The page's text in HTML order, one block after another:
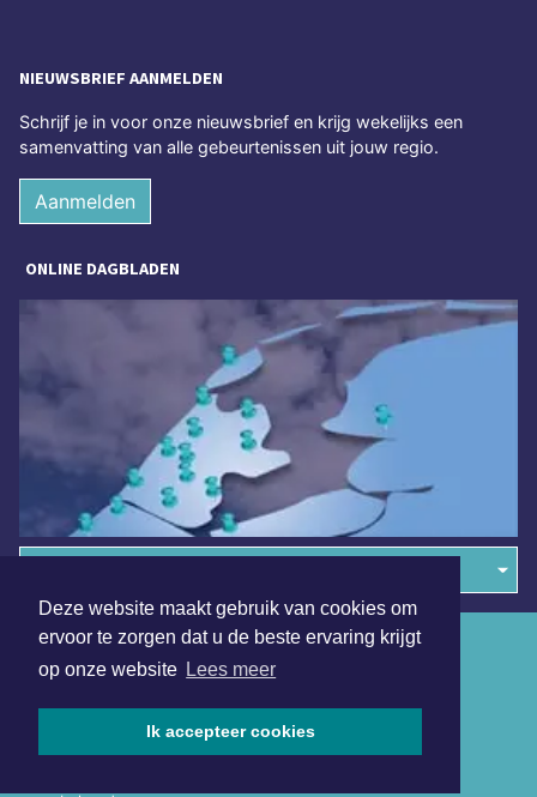
Deze website maakt gebruik van cookies om
ervoor te zorgen dat u de beste ervaring krijgt
op onze website Lees meer
Ik accepteer cookies
NIEUWSBRIEF AANMELDEN
Schrijf je in voor onze nieuwsbrief en krijg wekelijks een
samenvatting van alle gebeurtenissen uit jouw regio.
Aanmelden
ONLINE DAGBLADEN
Algemene voorwaarden
Disclaimer
Privacy Statement